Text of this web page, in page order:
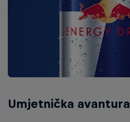
Umjetnička avantura